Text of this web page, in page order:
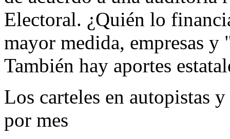
Electoral. ¿Quién lo
mayor medida, empresas
También hay aportes
Los carteles en autopistas
por mes